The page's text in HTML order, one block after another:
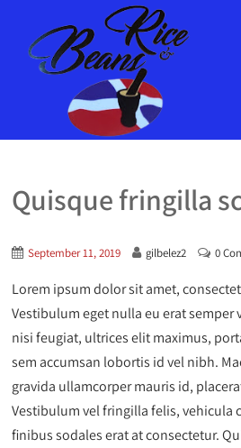
Quisque fringilla
September 11, 2019 gilbelez2 0
Lorem ipsum dolor sit amet,
Vestibulum eget nulla eu erat semper
nisi feugiat, ultrices elit maximus,
sem accumsan lobortis id vel nibh.
gravida ullamcorper mauris id,
Vestibulum vel fringilla felis, vehicula
finibus sodales erat at consectetur.